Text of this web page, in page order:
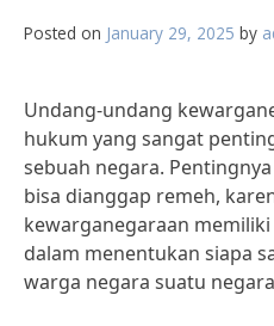
Posted on January 29, 2025 by
Undang-undang
hukum yang sangat
sebuah negara.
bisa dianggap remeh,
kewarganegaraan
dalam menentukan siapa
warga negara suatu